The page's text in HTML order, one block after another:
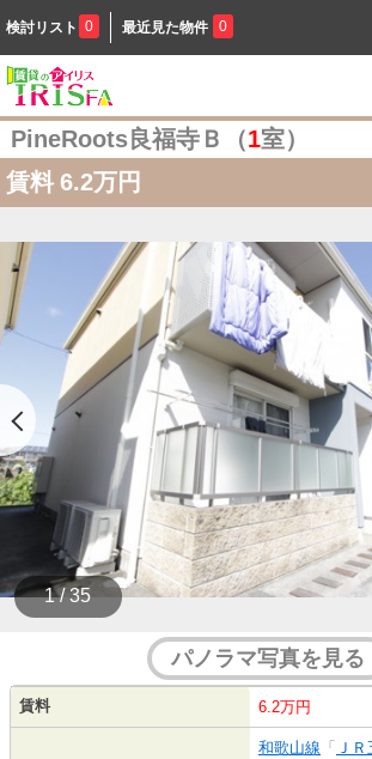
検討リスト 0 最近見た物件 0
PineRoots良福寺Ｂ（1室）
賃料 6.2万円
1 / 35
パノラマ写真を見る
賃料 6.2万円
和歌山線 「 Ｊ